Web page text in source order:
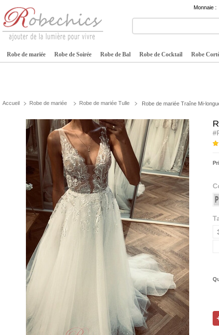
Monnaie :
Robe de mariée Robe de Soirée Robe de Bal Robe de Cocktail Robe
Accueil Robe de mariée Robe de mariée Tulle Robe de mariée Traîne Mi-